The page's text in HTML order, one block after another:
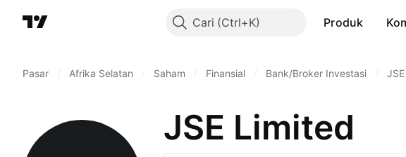
Cari Produk
Pasar Afrika Selatan Saham Finansial Bank/Broker Investasi JSE
JSE Limited